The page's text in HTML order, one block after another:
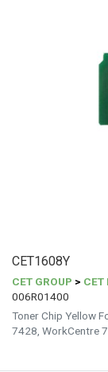
CET1608Y
CET GROUP >
006R01400
Toner Chip Yellow
7428, WorkCentre